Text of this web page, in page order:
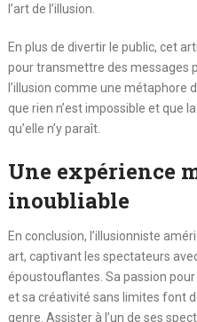
l’art de l’illusion.
En plus de divertir le public, cet
pour transmettre des messages
l’illusion comme une métaphore
que rien n’est impossible et que
qu’elle n’y paraît.
Une expérience
inoubliable
En conclusion, l’illusionniste
art, captivant les spectateurs
époustouflantes. Sa passion
et sa créativité sans limites font
genre. Assister à l’un de ses